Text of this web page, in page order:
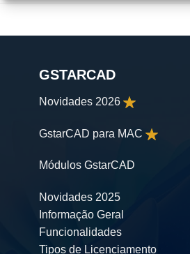
GSTARCAD
Novidades 2026
GstarCAD para MAC
Módulos GstarCAD
Novidades 2025
Informação Geral
Funcionalidades
Tipos de Licenciamento